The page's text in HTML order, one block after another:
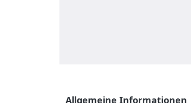
Allgemeine Informationen